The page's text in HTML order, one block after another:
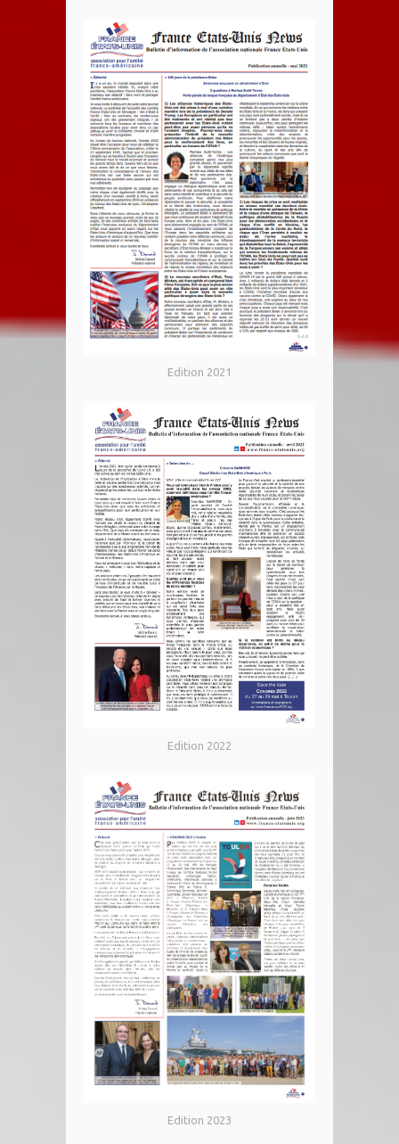
Edition 2021
Edition 2022
Edition 2023